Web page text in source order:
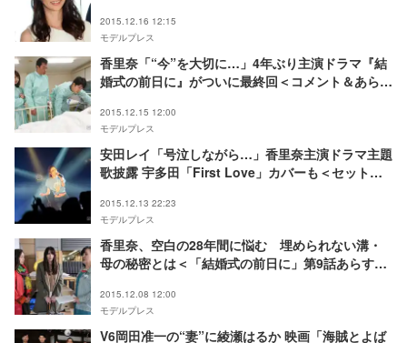
2015.12.16 12:15
モデルプレス
香里奈「“今”を大切に…」4年ぶり主演ドラマ『結
婚式の前日に』がついに最終回＜コメント＆あらす
2015.12.15 12:00
モデルプレス
安田レイ「号泣しながら…」香里奈主演ドラマ主題
歌披露 宇多田「First Love」カバーも＜セットリ
2015.12.13 22:23
モデルプレス
香里奈、空白の28年間に悩む 埋められない溝・
母の秘密とは＜「結婚式の前日に」第9話あらすじ
2015.12.08 12:00
モデルプレス
V6岡田准一の“妻”に綾瀬はるか 映画「海賊とよば